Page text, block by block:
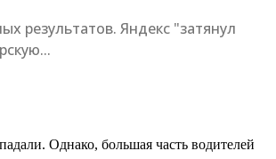
результатов. Яндекс "затянул
Однако, большая часть водителей